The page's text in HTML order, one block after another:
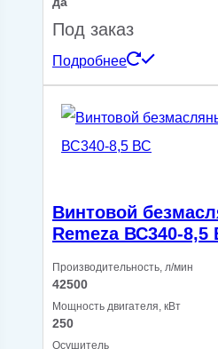
Под заказ
Подробнее
Винтовой
Remeza ВС340-8,5
Производительность, л/мин
42500
Мощность двигателя, кВт
250
Осушитель